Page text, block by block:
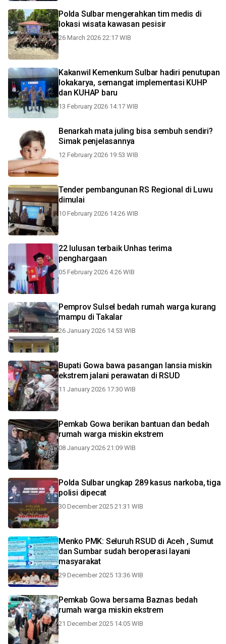
Polda Sulbar mengerahkan tim medis di
lokasi wisata kawasan pesisir
26 March 2026 22:17 WIB
Kakanwil Kemenkum Sulbar hadiri penutupan
lokakarya, semangat implementasi KUHP
dan KUHAP baru
13 February 2026 14:17 WIB
Benarkah mata juling bisa sembuh sendiri?
Simak penjelasannya
12 February 2026 19:53 WIB
Tender pembangunan RS Regional di Luwu
dimulai
10 February 2026 14:26 WIB
22 lulusan terbaik Unhas terima
penghargaan
05 February 2026 4:26 WIB
Pemprov Sulsel bedah rumah warga kurang
mampu di Takalar
26 January 2026 14:53 WIB
Bupati Gowa bawa pasangan lansia miskin
ekstrem jalani perawatan di RSUD
11 January 2026 17:30 WIB
Pemkab Gowa berikan bantuan dan bedah
rumah warga miskin ekstrem
08 January 2026 21:09 WIB
Polda Sulbar ungkap 289 kasus narkoba, tiga
polisi dipecat
30 December 2025 21:31 WIB
Menko PMK: Seluruh RSUD di Aceh , Sumut
dan Sumbar sudah beroperasi layani
masyarakat
29 December 2025 13:36 WIB
Pemkab Gowa bersama Baznas bedah
rumah warga miskin ekstrem
21 December 2025 14:05 WIB